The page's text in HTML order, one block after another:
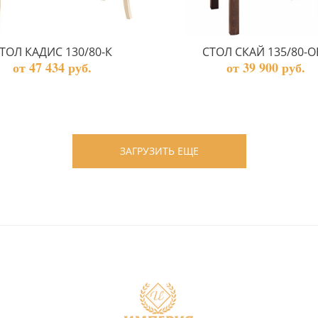
КАДИС 130/80-К
от 47 434 руб.
СТОЛ СКАЙ 135/80-
от 39 900 руб.
ЗАГРУЗИТЬ ЕЩЕ